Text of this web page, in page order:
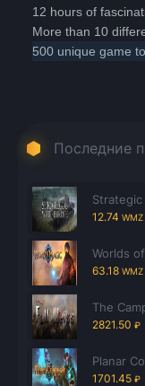
12 hours of
More than 10
500 unique game
Последние
Strategic
12.74 WMZ
Worlds
63.18 WMZ
The
2821.50 ₽
Planar
1701.45 ₽